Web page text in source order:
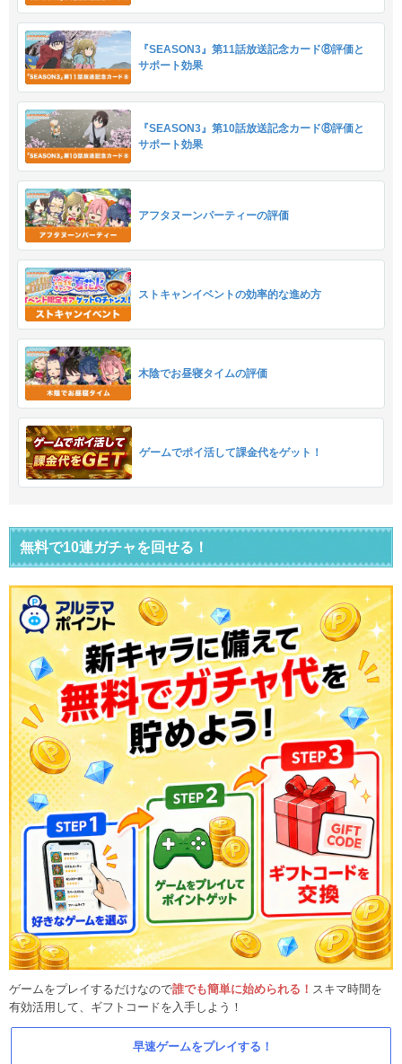
『SEASON3』第11話放送記念カード⑧評価と
サポート効果
『SEASON3』第10話放送記念カード⑧評価と
サポート効果
アフタヌーンパーティーの評価
ストキャンイベントの効率的な進め方
木陰でお昼寝タイムの評価
ゲームでポイ活して課金代をゲット！
無料で10連ガチャを回せる！
ゲームをプレイするだけなので誰でも簡単に始められる！ スキマ時間を
有効活用して、ギフトコードを入手しよう！
早速ゲームをプレイする！